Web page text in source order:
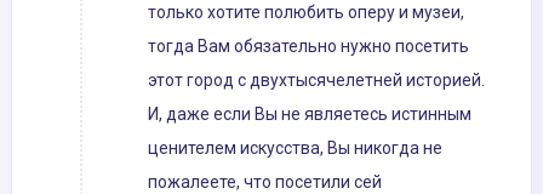
только хотите полюбить оперу и музеи,
тогда Вам обязательно нужно посетить
этот город с двухтысячелетней историей.
И, даже если Вы не являетесь истинным
ценителем искусства, Вы никогда не
пожалеете, что посетили сей